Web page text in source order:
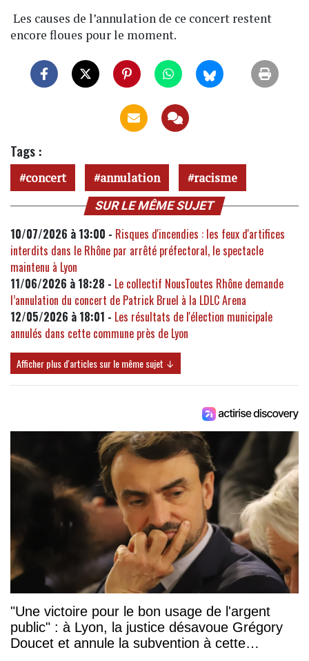
Les causes de l’annulation de ce concert restent
encore floues pour le moment.
Tags :
concert annulation racisme
SUR LE MÊME SUJET
10/07/2026 à 13:00 - Risques d'incendies : les feux d'artifices
interdits dans le Rhône par arrêté préfectoral, le spectacle
maintenu à Lyon
11/06/2026 à 18:28 - Le collectif NousToutes Rhône demande
l’annulation du concert de Patrick Bruel à la LDLC Arena
12/05/2026 à 18:01 - Les résultats de l'élection municipale
annulés dans cette commune près de Lyon
Afficher plus d'articles sur le même sujet ↓
"Une victoire pour le bon usage de l'argent
public" : à Lyon, la justice désavoue Grégory
Doucet et annule la subvention à cette